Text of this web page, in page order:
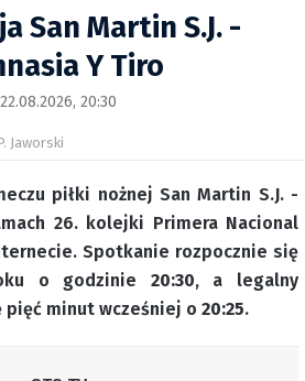
San Martin S.J. -
Y Tiro
22.08.2026, 20:30
Jaworski
piłki nożnej San Martin S.J. -
26. kolejki Primera Nacional
Spotkanie rozpocznie się
o godzinie 20:30, a legalny
minut wcześniej o 20:25.